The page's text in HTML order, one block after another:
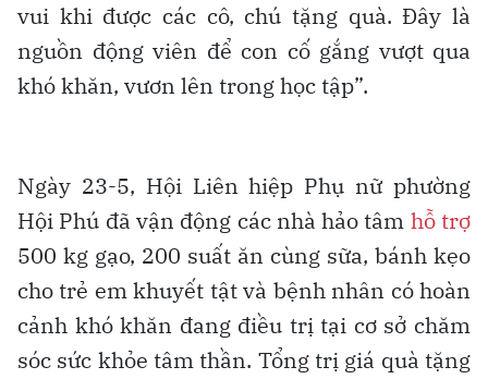
vui khi được các cô, chú tặng quà. Đây là
nguồn động viên để con cố gắng vượt qua
khó khăn, vươn lên trong học tập”.
Ngày 23-5, Hội Liên hiệp Phụ nữ phường
Hội Phú đã vận động các nhà hảo tâm hỗ trợ
500 kg gạo, 200 suất ăn cùng sữa, bánh kẹo
cho trẻ em khuyết tật và bệnh nhân có hoàn
cảnh khó khăn đang điều trị tại cơ sở chăm
sóc sức khỏe tâm thần. Tổng trị giá quà tặng